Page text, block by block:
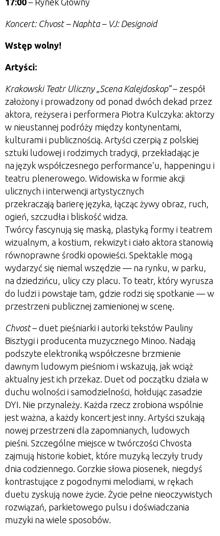
17:00 – Rynek Główny
Koncert: Chvost – Naphta – VJ: Designoid
Wstęp wolny!
Artyści:
Krakowski Teatr Uliczny „Scena Kalejdoskop”– zespół
założony i prowadzony od ponad dwóch dekad przez
aktora, reżysera i performera Piotra Kulczyka: aktorzy
w nieustannej podróży między kontynentami,
kulturami i publicznością. Artyści czerpią z polskiej
sztuki ludowej i rodzimych tradycji, przekładając je
na język współczesnego performance’u, happeningu i
teatru plenerowego. Widowiska w formie akcji
ulicznych i interwencji artystycznych
przekraczają barierę języka, łącząc żywy obraz, ruch,
ogień, szczudła i bliskość widza.
Twórcy fascynują się maską, plastyką formy i teatrem
wizualnym, a kostium, rekwizyt i ciało aktora stanowią
równoprawne środki opowieści. Spektakle mogą
wydarzyć się niemal wszędzie — na rynku, w parku,
na dziedzińcu, ulicy czy placu. To teatr, który wyrusza
do ludzi i powstaje tam, gdzie rodzi się spotkanie — w
przestrzeni publicznej zamienionej w scenę.
Chvost– duet pieśniarki i autorki tekstów Pauliny
Bisztygi i producenta muzycznego Minoo. Nadają
podszyte elektroniką współczesne brzmienie
dawnym ludowym pieśniom i wskazują, jak wciąż
aktualny jest ich przekaz. Duet od początku działa w
duchu wolności i samodzielności, hołdując zasadzie
DYI. Nie przynależy. Każda rzecz zrobiona wspólnie
jest ważna, a każdy koncert jest inny. Artyści szukają
nowej przestrzeni dla zapomnianych, ludowych
pieśni. Szczególne miejsce w twórczości Chvosta
zajmują historie kobiet, które muzyką leczyły trudy
dnia codziennego. Gorzkie słowa piosenek, niegdyś
kontrastujące z pogodnymi melodiami, w rękach
duetu zyskują nowe życie. Życie pełne nieoczywistych
rozwiązań, parkietowego pulsu i doświadczania
muzyki na wiele sposobów.